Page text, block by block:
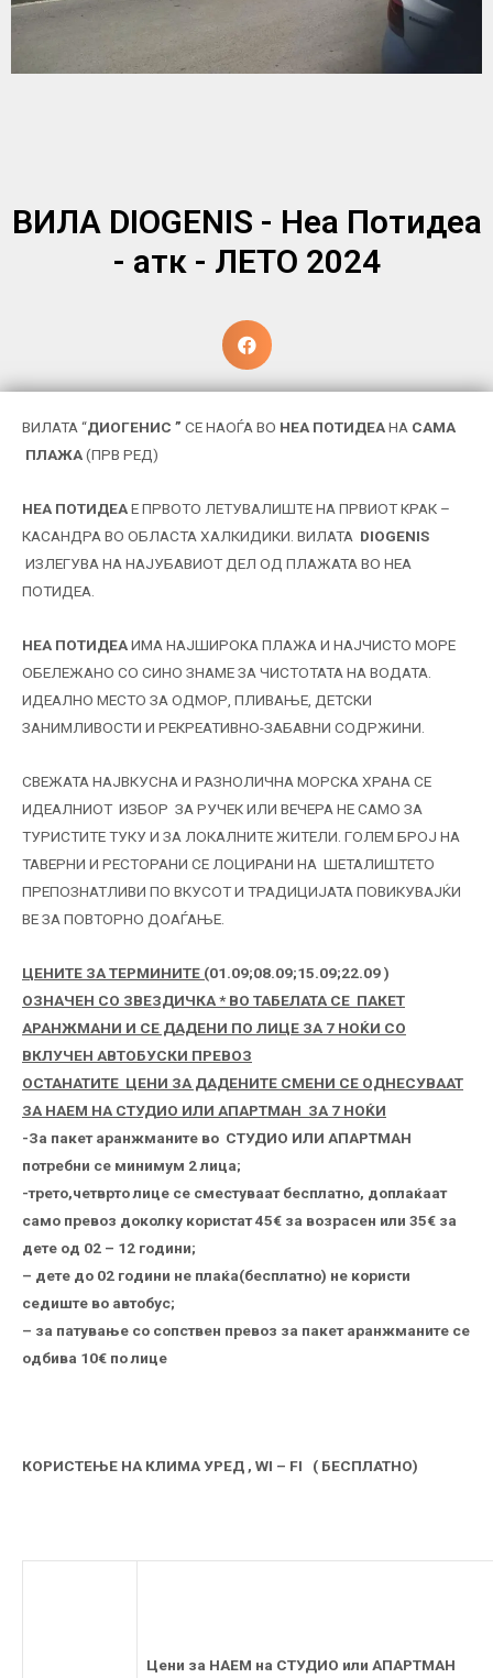
ВИЛА DIOGENIS - Неа Потидеа
- атк - ЛЕТО 2024
ВИЛАТА “ДИОГЕНИС ” СЕ НАОЃА ВО НЕА ПОТИДЕАНА САМA
ПЛАЖА(ПРВ РЕД)
НЕА ПОТИДЕАE ПРВОТО ЛЕТУВАЛИШТЕ НА ПРВИОТ КРАК –
КАСАНДРА ВО ОБЛАСТА ХАЛКИДИКИ. ВИЛАТА DIOGENIS
ИЗЛЕГУВА НА НАЈУБАВИОТ ДЕЛ ОД ПЛАЖАТА ВО НЕА
ПОТИДЕА.
НЕА ПОТИДЕАИМА НАЈШИРОКА ПЛАЖА И НАЈЧИСТО МОРЕ
ОБЕЛЕЖАНО СО СИНО ЗНАМЕ ЗА ЧИСТОТАТА НА ВОДАТА.
ИДЕАЛНО МЕСТО ЗА ОДМОР, ПЛИВАЊЕ, ДЕТСКИ
ЗАНИМЛИВОСТИ И РЕКРЕАТИВНО-ЗАБАВНИ СОДРЖИНИ.
СВЕЖАТА НАЈВКУСНА И РАЗНОЛИЧНА МОРСКА ХРАНА СЕ
ИДЕАЛНИОТ ИЗБОР ЗА РУЧЕК ИЛИ ВЕЧЕРА НЕ САМО ЗА
ТУРИСТИТЕ ТУКУ И ЗА ЛОКАЛНИТЕ ЖИТЕЛИ. ГОЛЕМ БРОЈ НА
ТАВЕРНИ И РЕСТОРАНИ СЕ ЛОЦИРАНИ НА ШЕТАЛИШТЕТО
ПРЕПОЗНАТЛИВИ ПО ВКУСОТ И ТРАДИЦИЈАТА ПОВИКУВАЈЌИ
ВЕ ЗА ПОВТОРНО ДОАЃАЊЕ.
ЦЕНИТЕ ЗА ТЕРМИНИTЕ (01.09;08.09;15.09;22.09 )
ОЗНАЧЕН СО ЗВЕЗДИЧКА*ВО ТАБЕЛАТА СЕ ПАКЕТ
АРАНЖМАНИ И СЕ ДАДЕНИ ПО ЛИЦЕ ЗА 7 НОЌИ СО
ВКЛУЧЕН АВТОБУСКИ ПРЕВОЗ
ОСТАНАТИТЕ ЦЕНИ ЗА ДАДЕНИТЕ СМЕНИ СЕ ОДНЕСУВААТ
ЗА НАЕМ НА СТУДИО ИЛИ АПАРТМАН ЗА 7 НОЌИ
-За пакет аранжманите во СТУДИО ИЛИ АПАРТМАН
потребни се минимум 2 лица;
-трето,четврто лице се сместуваатбесплатно, доплаќаат
само превоз доколку користат45€ за возрасен или 35€ за
дете од 02 – 12 години;
– дете до 02 години не плаќа(бесплатно) не користи
седиште во автобус;
– за патување со сопствен превоз за пакет аранжманите се
одбива 10€ по лице
КОРИСТЕЊЕ НА КЛИМА УРЕД , WI – FI ( БЕСПЛАТНО)
Цени за НАЕМ на СТУДИО или АПАРТМАН